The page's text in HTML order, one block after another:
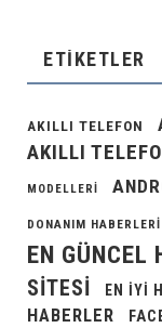
ETIKETLER
AKILLI TELEFON
AKILLI
MODELLERI
DONANIM HABERLERI
EN GÜNCEL
SITESI
EN IYI
HABERLER